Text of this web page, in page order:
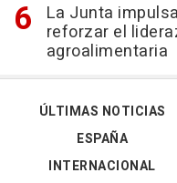
La Junta
reforzar el
agroalimentaria
ÚLTIMAS NOTICIAS
ESPAÑA
INTERNACIONAL